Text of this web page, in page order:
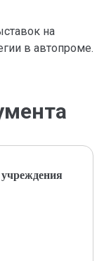
на
в автопроме.